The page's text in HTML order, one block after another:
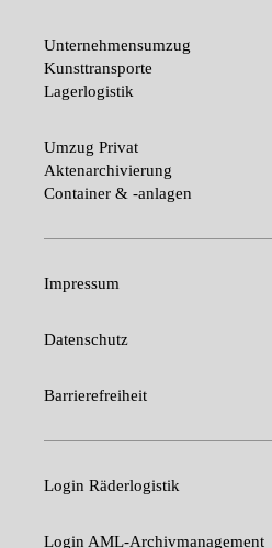
Unternehmensumzug
Kunsttransporte
Lagerlogistik
Umzug Privat
Aktenarchivierung
Container & -anlagen
Impressum
Datenschutz
Barrierefreiheit
Login Räderlogistik
Login AML-Archivmanagement